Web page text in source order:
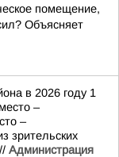
помещение,
Объясняет
в 2026 году 1
–
–
зрительских
Администрация